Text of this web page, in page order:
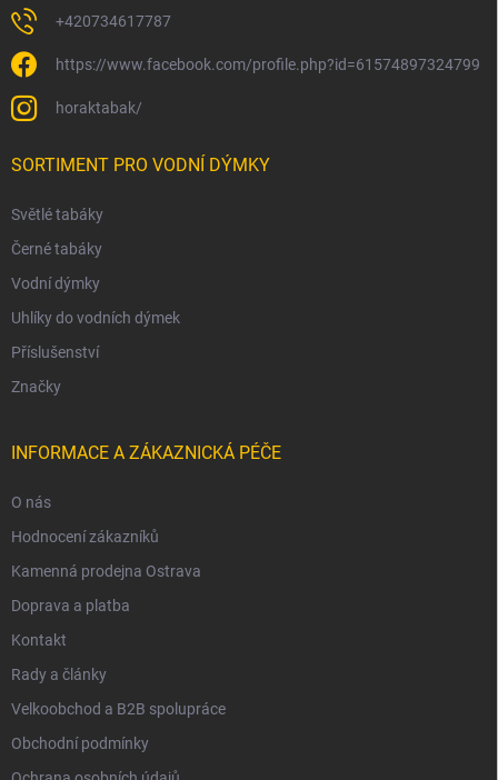
+420734617787
https://www.facebook.com/profile.php?id=61574897324799
horaktabak/
SORTIMENT PRO VODNÍ DÝMKY
Světlé tabáky
Černé tabáky
Vodní dýmky
Uhlíky do vodních dýmek
Příslušenství
Značky
INFORMACE A ZÁKAZNICKÁ PÉČE
O nás
Hodnocení zákazníků
Kamenná prodejna Ostrava
Doprava a platba
Kontakt
Rady a články
Velkoobchod a B2B spolupráce
Obchodní podmínky